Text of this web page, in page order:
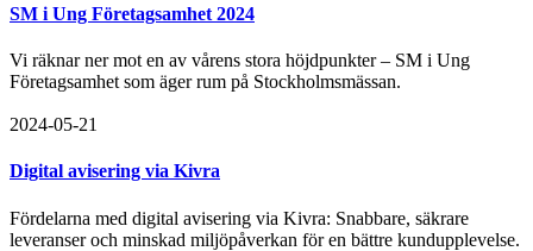
SM i Ung Företagsamhet 2024
Vi räknar ner mot en av vårens stora höjdpunkter – SM i Ung
Företagsamhet som äger rum på Stockholmsmässan.
2024-05-21
Digital avisering via Kivra
Fördelarna med digital avisering via Kivra: Snabbare, säkrare
leveranser och minskad miljöpåverkan för en bättre kundupplevelse.